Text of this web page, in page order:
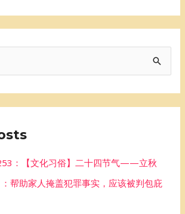
：【文化习俗】二十四节气——立秋
：帮助家人掩盖犯罪事实，应该被判包庇